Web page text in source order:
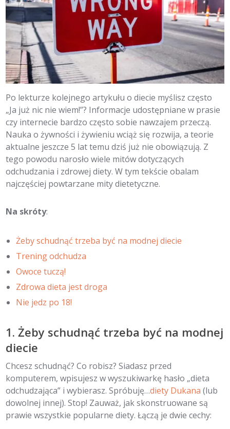
Po lekturze kolejnego artykułu o diecie myślisz często
„Ja już nic nie wiem!”? Informacje udostępniane w prasie
czy internecie bardzo często sobie nawzajem przeczą.
Nauka o żywności i żywieniu wciąż się rozwija, a teorie
aktualne jeszcze 5 lat temu dziś już nie obowiązują. Z
tego powodu narosło wiele mitów dotyczących
odchudzania i zdrowej diety. W tym tekście obalam
najczęściej powtarzane mity dietetyczne.
Na skróty:
Żeby schudnąć trzeba być na modnej diecie
Trening odchudza
Owoce tuczą!
Zdrowa dieta jest droga
Nie jedz po 18!
1. Żeby schudnąć trzeba być na modnej
diecie
Chcesz schudnąć? Co robisz? Siadasz przed
komputerem, wpisujesz w wyszukiwarkę hasło „dieta
odchudzająca” i wybierasz. Spróbuję…diety Dukana (lub
dowolnej innej). Stop! Zauważ, jak skonstruowane są
prawie wszystkie popularne diety. Łączą je dwie cechy: